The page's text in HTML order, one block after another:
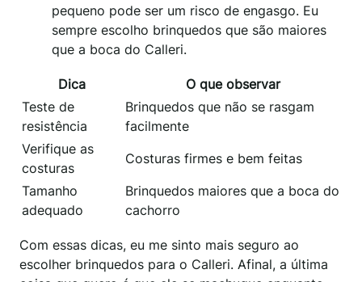
pequeno pode ser um risco de engasgo. Eu
sempre escolho brinquedos que são maiores
que a boca do Calleri.
Dica
O que observar
Teste de
resistência
Brinquedos que não se rasgam
facilmente
Verifique as
costuras
Costuras firmes e bem feitas
Tamanho
adequado
Brinquedos maiores que a boca do
cachorro
Com essas dicas, eu me sinto mais seguro ao
escolher brinquedos para o Calleri. Afinal, a última